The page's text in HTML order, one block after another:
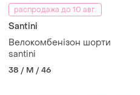
распродажа до 10 авг.
Santini
Велокомбенізон шорти
santini
38 / M / 46